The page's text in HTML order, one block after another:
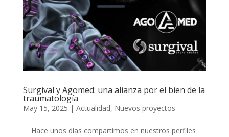
Surgival y Agomed: una alianza por el bien de la
traumatología
May 15, 2025 | Actualidad, Nuevos proyectos
Hace unos días compartimos en nuestros perfiles